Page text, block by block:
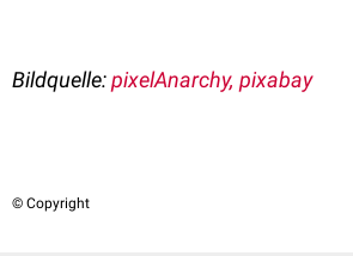
Bildquelle:pixelAnarchy, pixabay
© Copyright